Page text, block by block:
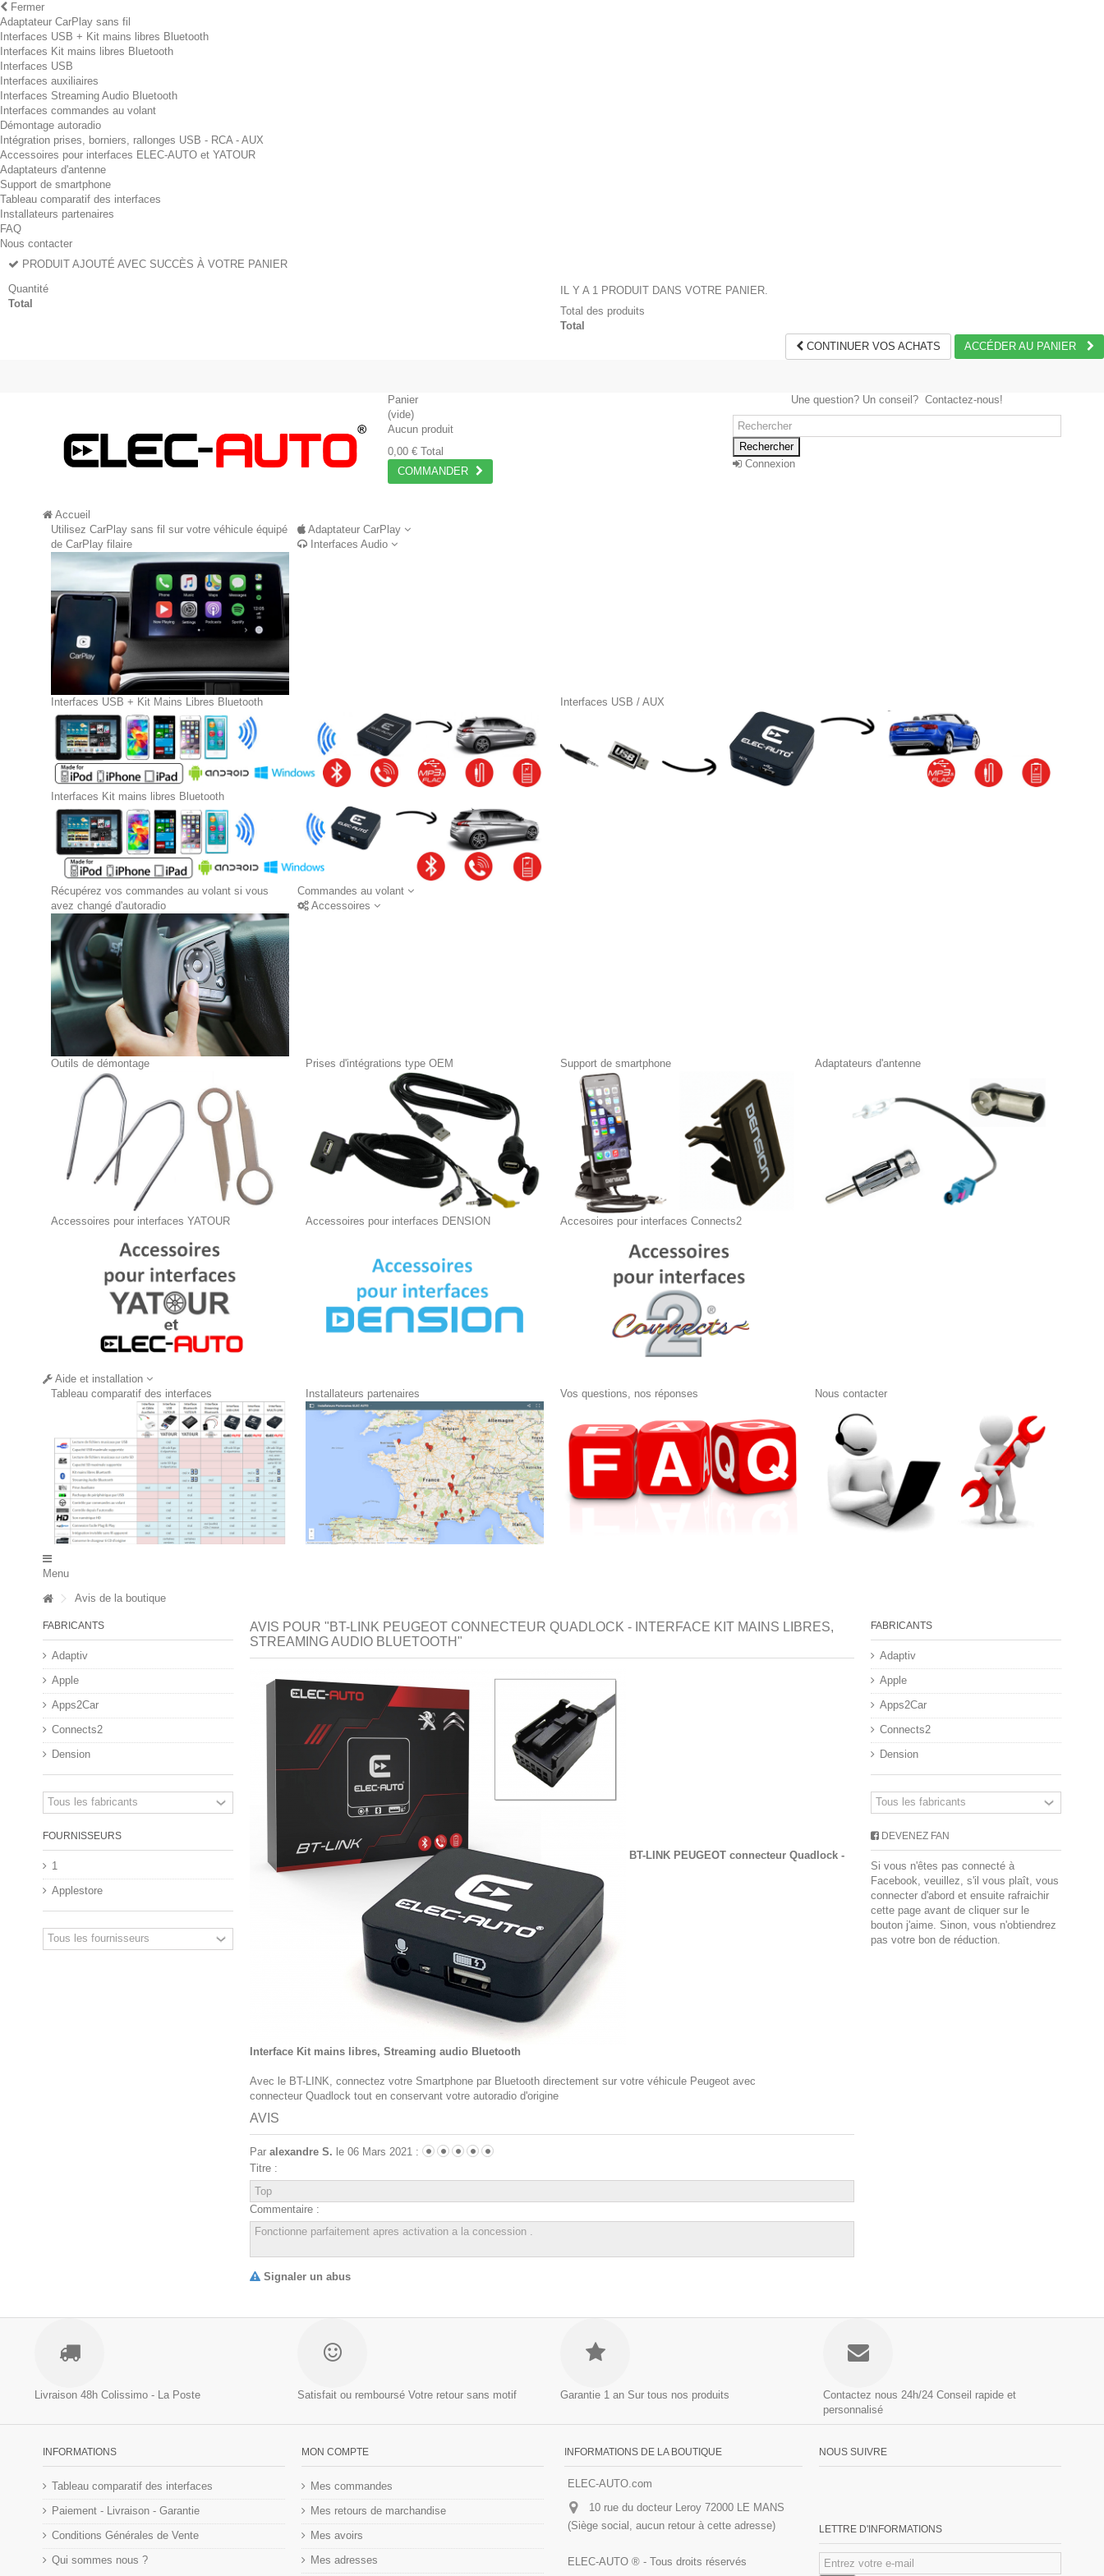
Fermer
Adaptateur CarPlay sans fil
Interfaces USB + Kit mains libres Bluetooth
Interfaces Kit mains libres Bluetooth
Interfaces USB
Interfaces auxiliaires
Interfaces Streaming Audio Bluetooth
Interfaces commandes au volant
Démontage autoradio
Intégration prises, borniers, rallonges USB - RCA - AUX
Accessoires pour interfaces ELEC-AUTO et YATOUR
Adaptateurs d'antenne
Support de smartphone
Tableau comparatif des interfaces
Installateurs partenaires
FAQ
Nous contacter
PRODUIT AJOUTÉ AVEC SUCCÈS À VOTRE PANIER
Quantité
Total
IL Y A 1 PRODUIT DANS VOTRE PANIER.
Total des produits
Total
CONTINUER VOS ACHATS
ACCÉDER AU PANIER
Panier
(vide)
Aucun produit
0,00 € Total
COMMANDER
Une question? Un conseil? Contactez-nous!
Rechercher
Connexion
Accueil
Adaptateur CarPlay
Utilisez CarPlay sans fil sur votre véhicule équipé
de CarPlay filaire
Interfaces Audio
Interfaces USB + Kit Mains Libres Bluetooth Interfaces USB / AUX
Interfaces Kit mains libres Bluetooth
Commandes au volant
Récupérez vos commandes au volant si vous
avez changé d'autoradio
Accessoires
Outils de démontage Prises d'intégrations type OEM Support de smartphone Adaptateurs d'antenne
Accessoires pour interfaces YATOUR Accessoires pour interfaces DENSION Accesoires pour interfaces Connects2
Aide et installation
Tableau comparatif des interfaces
Installateurs partenaires Vos questions, nos réponses Nous contacter
Menu
Avis de la boutique
AVIS POUR "BT-LINK PEUGEOT CONNECTEUR QUADLOCK - INTERFACE KIT MAINS LIBRES,
STREAMING AUDIO BLUETOOTH"
BT-LINK PEUGEOT connecteur Quadlock -
Interface Kit mains libres, Streaming audio Bluetooth
Avec le BT-LINK, connectez votre Smartphone par Bluetooth directement sur votre véhicule Peugeot avec
connecteur Quadlock tout en conservant votre autoradio d'origine
AVIS
Par alexandre S. le 06 Mars 2021 :
Titre :
Commentaire :
Signaler un abus
FABRICANTS
Adaptiv
Apple
Apps2Car
Connects2
Dension
FOURNISSEURS
1
Applestore
FABRICANTS
Adaptiv
Apple
Apps2Car
Connects2
Dension
DEVENEZ FAN
Si vous n'êtes pas connecté à
Facebook, veuillez, s'il vous plaît, vous
connecter d'abord et ensuite rafraichir
cette page avant de cliquer sur le
bouton j'aime. Sinon, vous n'obtiendrez
pas votre bon de réduction.
Livraison 48h Colissimo - La Poste Satisfait ou remboursé Votre retour sans motif Garantie 1 an Sur tous nos produits Contactez nous 24h/24 Conseil rapide et
personnalisé
INFORMATIONS
Tableau comparatif des interfaces
Paiement - Livraison - Garantie
Conditions Générales de Vente
Qui sommes nous ?
MON COMPTE
Mes commandes
Mes retours de marchandise
Mes avoirs
Mes adresses
INFORMATIONS DE LA BOUTIQUE
ELEC-AUTO.com
10 rue du docteur Leroy 72000 LE MANS
(Siège social, aucun retour à cette adresse)
ELEC-AUTO ® - Tous droits réservés
NOUS SUIVRE
LETTRE D'INFORMATIONS